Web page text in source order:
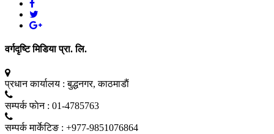
वर्गदृष्टि मिडिया प्रा. लि.
प्रधान कार्यालय : बुद्धनगर, काठमाडाैं
सम्पर्क फाेन : 01-4785763
सम्पर्क मार्केटिङ : +977-9851076864